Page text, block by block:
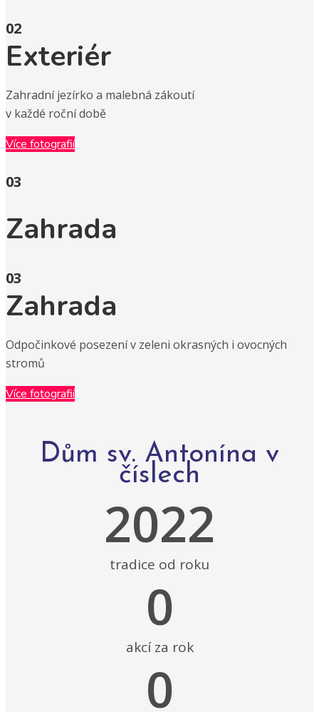
02
Exteriér
Zahradní jezírko a malebná zákoutí
v každé roční době
Více fotografií
03
Zahrada
03
Zahrada
Odpočinkové posezení v zeleni okrasných i ovocných
stromů
Více fotografií
Dům sv. Antonína v
číslech
2022
tradice od roku
0
akcí za rok
0